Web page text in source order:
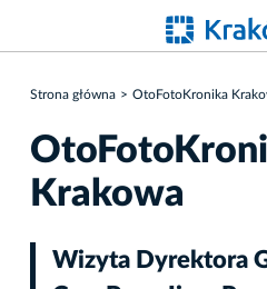
Strona główna OtoFotoKronika
Krakowa
Wizyta Dyrektora